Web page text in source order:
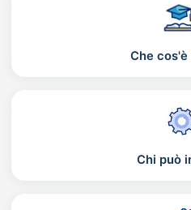
Che cos'è
Chi può